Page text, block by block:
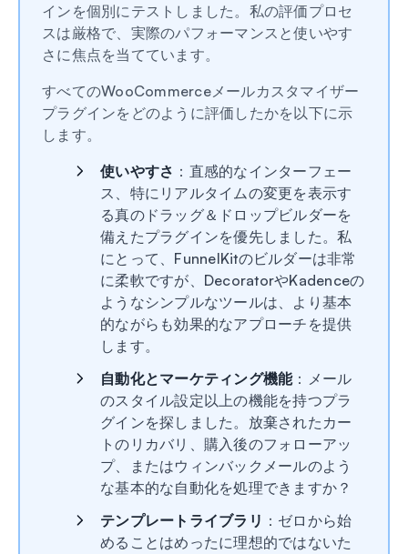
インを個別にテストしました。私の評価プロセ
スは厳格で、実際のパフォーマンスと使いやす
さに焦点を当てています。
すべてのWooCommerceメールカスタマイザー
プラグインをどのように評価したかを以下に示
します。
使いやすさ ：直感的なインターフェー
ス、特にリアルタイムの変更を表示す
る真のドラッグ＆ドロップビルダーを
備えたプラグインを優先しました。私
にとって、FunnelKitのビルダーは非常
に柔軟ですが、DecoratorやKadenceの
ようなシンプルなツールは、より基本
的ながらも効果的なアプローチを提供
します。
自動化とマーケティング機能：メール
のスタイル設定以上の機能を持つプラ
グインを探しました。放棄されたカー
トのリカバリ、購入後のフォローアッ
プ、またはウィンバックメールのよう
な基本的な自動化を処理できますか？
テンプレートライブラリ ：ゼロから始
めることはめったに理想的ではないた